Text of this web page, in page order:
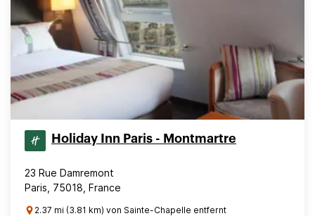
Holiday Inn Paris - Montmartre
23 Rue Damremont
Paris, 75018, France
2.37 mi (3.81 km) von Sainte-Chapelle entfernt